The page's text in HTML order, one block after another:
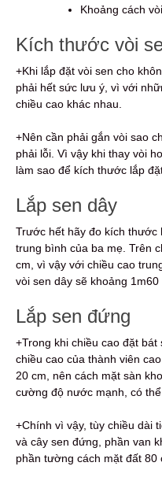
Khoảng cách
Kích thước vòi
+Khi lắp đặt vòi sen cho
phải hết sức lưu ý, vì với
chiều cao khác nhau.
+Nên cần phải gắn vòi sao
phải lỗi. Vì vậy khi thay vòi
làm sao để kích thước lắp
Lắp sen dây
Trước hết hãy đo kích thước
trung bình của ba mẹ. Trên
cm, vì vậy với chiều cao
vòi sen dây sẽ khoảng
Lắp sen đứng
+Trong khi chiều cao đặt
chiều cao của thành viên
20 cm, nên cách mặt sàn
cường độ nước mạnh, có thể
+Chính vì vậy, tùy chiều dài
và cây sen đứng, phần van
phần tường cách mặt đất 80